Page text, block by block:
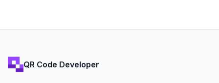
QR Code Developer